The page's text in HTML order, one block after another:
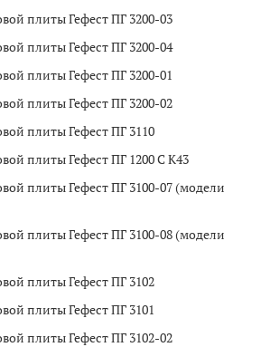
плиты Гефест ПГ 3200-03
плиты Гефест ПГ 3200-04
плиты Гефест ПГ 3200-01
плиты Гефест ПГ 3200-02
плиты Гефест ПГ 3110
плиты Гефест ПГ 1200 C К43
плиты Гефест ПГ 3100-07 (модели
плиты Гефест ПГ 3100-08 (модели
плиты Гефест ПГ 3102
плиты Гефест ПГ 3101
плиты Гефест ПГ 3102-02